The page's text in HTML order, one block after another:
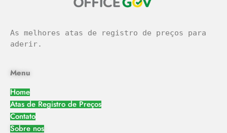
As melhores atas de registro de preços para
aderir.
Menu
Home
Atas de Registro de Preços
Contato
Sobre nos